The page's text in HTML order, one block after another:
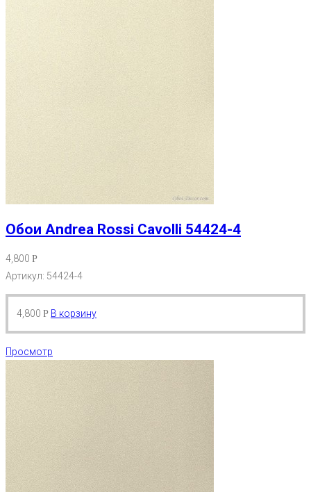
Обои Andrea Rossi Cavolli 54424-4
4,800 Р
Артикул: 54424-4
4,800 Р В корзину
Просмотр